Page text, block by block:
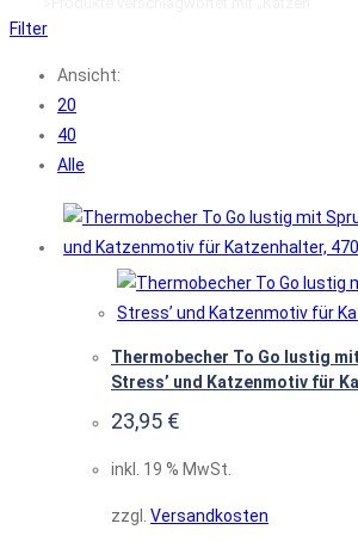
Filter
Ansicht:
20
40
Alle
Thermobecher To Go lustig
Stress’ und Katzenmotiv für
23,95 €
inkl. 19 % MwSt.
zzgl. Versandkosten